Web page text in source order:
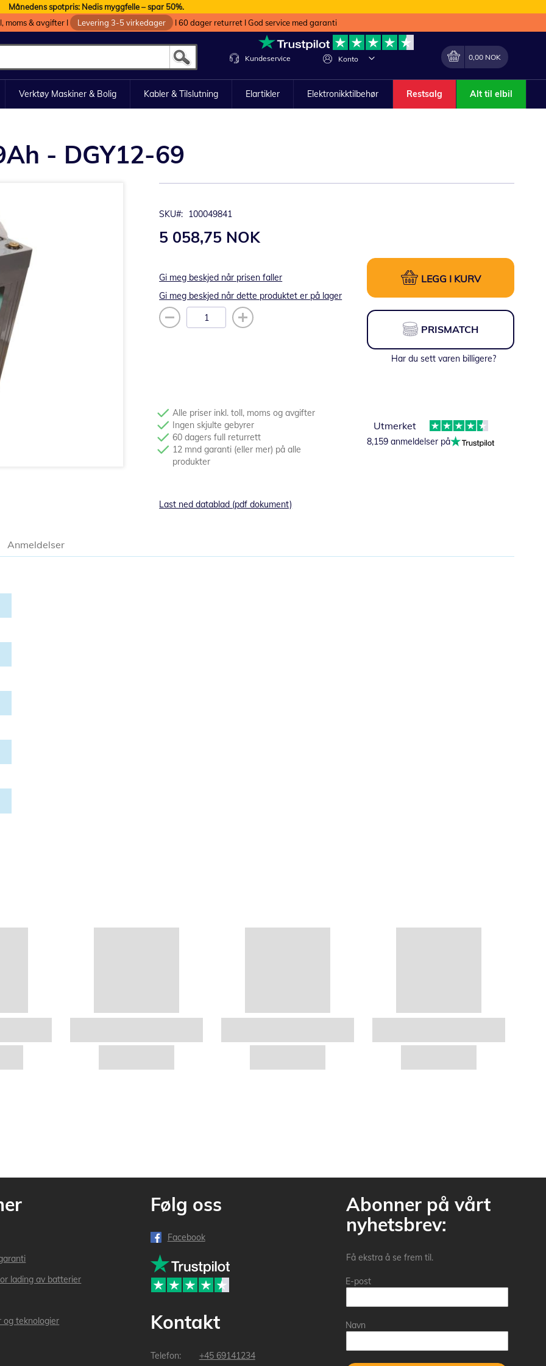
Månedens spotpris: Nedis myggfelle – spar 50%.
moms & avgifter I
Levering 3-5 virkedager I 60 dager returret I God service med garanti
Konto Endring
Min handlekurv
0,00 NOK
Kundeservice
Verktøy Maskiner & Bolig Kabler & Tilslutning Elartikler Elektronikktilbehør Restsalg Alt til elbil
- DGY12-69
SKU 100049841
5 058,75 NOK
Gi meg beskjed når prisen faller
Gi meg beskjed når dette produktet er på lager
LEGG I KURV
PRISMATCH
Har du sett varen billigere?
Alle priser inkl. toll, moms og avgifter
Ingen skjulte gebyrer
60 dagers full returrett
12 mnd garanti (eller mer) på alle
produkter
Utmerket
8,159 anmeldelser på
Last ned datablad (pdf dokument)
Anmeldelser
lading av batterier
og teknologier
Følg oss
Facebook
Kontakt
+45 69141234
Abonner på vårt
nyhetsbrev:
Få ekstra å se frem til.
E-post
Navn